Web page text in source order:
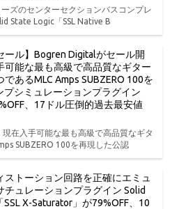
ーズのセンターセクションバスコンプレ
State Logic「SSL Native B
ール】Bogren Digitalがセール開
可能な最も高級で高品質なギター
であるMLC Amps SUBZERO 100を
シミュレーションプラグイン
、17ドル圧倒的過去最安値
在入手可能な最も高級で高品質なギタ
SUBZERO 100を再現した公認
ストーション回路を正確にエミュ
チュレーションプラグイン Solid
SSL X-Saturator」が79%OFF、10